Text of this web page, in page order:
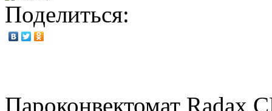
Поделиться:
Пароконвектомат Radax